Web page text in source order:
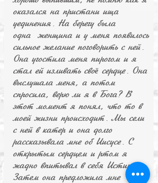
оказался на пристани ища
уединения. На берегу была
одна женщина и у меня появилось
сильное желание поговорить с ней.
Она угостила меня пирогом и я
стал ей изливать своё сердце. Она
выслушала меня, а потом
спросила, верю ли я в Бога? В
этот момент я понял, что то в
моей жизни происходит. Мы сели
с ней в катер и она долго
рассказывала мне об Иисусе. С
открытым сердцем и ртом я
жадно впитывал в себя Истину.
Затем она предложила мне